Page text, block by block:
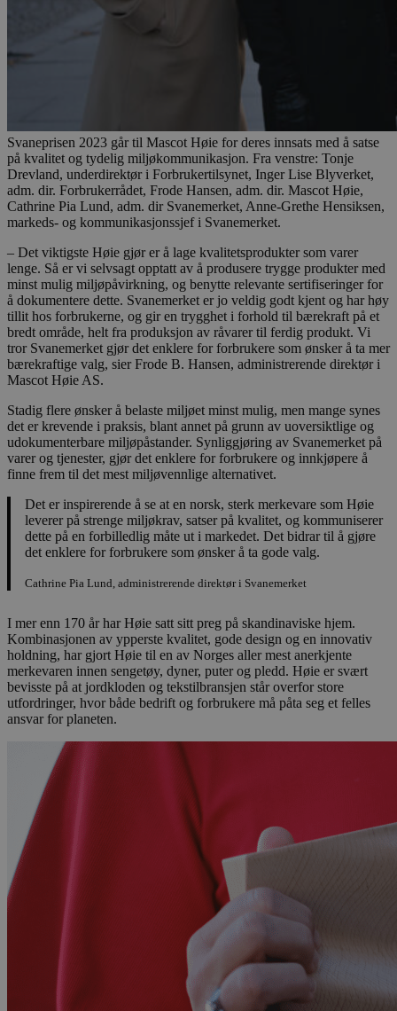
Svaneprisen 2023 går til Mascot Høie for deres innsats med å satse
på kvalitet og tydelig miljøkommunikasjon. Fra venstre: Tonje
Drevland, underdirektør i Forbrukertilsynet, Inger Lise Blyverket,
adm. dir. Forbrukerrådet, Frode Hansen, adm. dir. Mascot Høie,
Cathrine Pia Lund, adm. dir Svanemerket, Anne-Grethe Hensiksen,
markeds- og kommunikasjonssjef i Svanemerket.
– Det viktigste Høie gjør er å lage kvalitetsprodukter som varer
lenge. Så er vi selvsagt opptatt av å produsere trygge produkter med
minst mulig miljøpåvirkning, og benytte relevante sertifiseringer for
å dokumentere dette. Svanemerket er jo veldig godt kjent og har høy
tillit hos forbrukerne, og gir en trygghet i forhold til bærekraft på et
bredt område, helt fra produksjon av råvarer til ferdig produkt. Vi
tror Svanemerket gjør det enklere for forbrukere som ønsker å ta mer
bærekraftige valg, sier Frode B. Hansen, administrerende direktør i
Mascot Høie AS.
Stadig flere ønsker å belaste miljøet minst mulig, men mange synes
det er krevende i praksis, blant annet på grunn av uoversiktlige og
udokumenterbare miljøpåstander. Synliggjøring av Svanemerket på
varer og tjenester, gjør det enklere for forbrukere og innkjøpere å
finne frem til det mest miljøvennlige alternativet.
Det er inspirerende å se at en norsk, sterk merkevare som Høie
leverer på strenge miljøkrav, satser på kvalitet, og kommuniserer
dette på en forbilledlig måte ut i markedet. Det bidrar til å gjøre
det enklere for forbrukere som ønsker å ta gode valg.
Cathrine Pia Lund, administrerende direktør i Svanemerket
I mer enn 170 år har Høie satt sitt preg på skandinaviske hjem.
Kombinasjonen av ypperste kvalitet, gode design og en innovativ
holdning, har gjort Høie til en av Norges aller mest anerkjente
merkevaren innen sengetøy, dyner, puter og pledd. Høie er svært
bevisste på at jordkloden og tekstilbransjen står overfor store
utfordringer, hvor både bedrift og forbrukere må påta seg et felles
ansvar for planeten.